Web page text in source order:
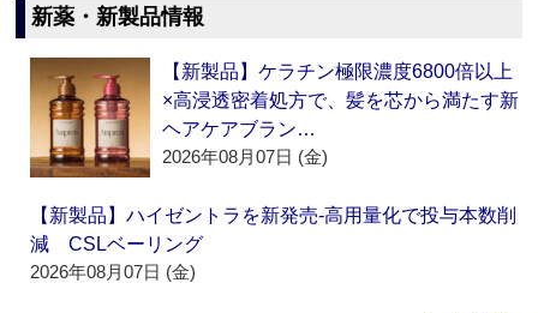
新薬・新製品情報
【新製品】ケラチン極限濃度6800倍以上
×高浸透密着処方で、髪を芯から満たす新
ヘアケアブラン…
2026年08月07日 (金)
【新製品】ハイゼントラを新発売‐高用量化で投与本数削
減 CSLベーリング
2026年08月07日 (金)